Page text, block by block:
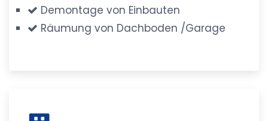
Demontage von Einbauten
Räumung von Dachboden /Garage